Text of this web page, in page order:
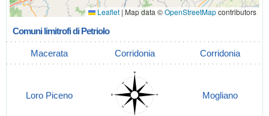
Leaflet | Map data ©OpenStreetMapcontributors
Comuni limitrofi di Petriolo
Macerata Corridonia Corridonia
Loro Piceno Mogliano